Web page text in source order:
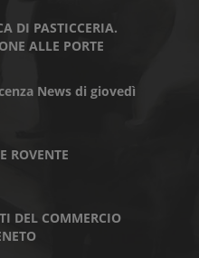
DI PASTICCERIA.
ALLE PORTE
News di giovedì
ROVENTE
DEL COMMERCIO